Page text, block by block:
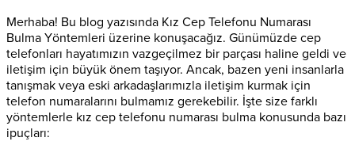
Merhaba! Bu blog yazısında Kız Cep Telefonu Numarası
Bulma Yöntemleri üzerine konuşacağız. Günümüzde cep
telefonları hayatımızın vazgeçilmez bir parçası haline geldi ve
iletişim için büyük önem taşıyor. Ancak, bazen yeni insanlarla
tanışmak veya eski arkadaşlarımızla iletişim kurmak için
telefon numaralarını bulmamız gerekebilir. İşte size farklı
yöntemlerle kız cep telefonu numarası bulma konusunda bazı
ipuçları: